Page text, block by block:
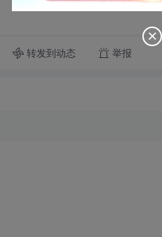
转发到动态 举报